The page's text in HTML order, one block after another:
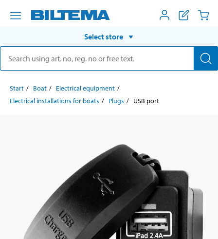
Select store
Start Boat
Electrical equipment
Electrical installations for boats
Plugs USB port